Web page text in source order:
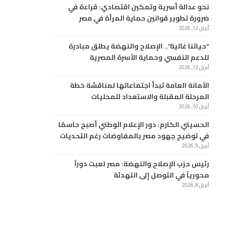
نحو عدالة أسرية وتمكين اقتصادي: قراءة في
ضرورة تطوير قوانين حماية المرأة في مصر
أبريل 12, 2026
“حياتنا غالية”.. الإصلاح والنهضة يطلق مبادرة
للدعم النفسي وحماية الأسرة المصرية
أبريل 12, 2026
الأمانة العامة تبدأ اجتماعاتها لمناقشة خطة
المرحلة المقبلة والاستعداد للمحليات
أبريل 10, 2026
الحسيني الكارم: دور الإعلام الوطني أصبح حاسمًا
في توضيح جهود مصر بالمفاوضات رغم التحديات
أبريل 9, 2026
رئيس حزب الإصلاح والنهضة: مصر لعبت دوراً
محورياً في التوصل إلى التهدئة
أبريل 8, 2026